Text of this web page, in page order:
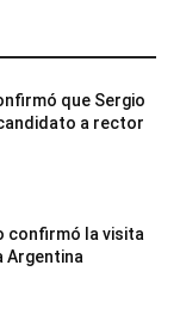
que Sergio
a rector
confirmó la visita
Argentina